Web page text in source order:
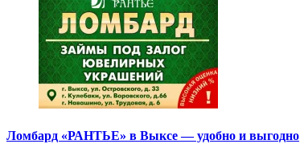
Ломбард «РАНТЬЕ» в Выксе — удобно и выгодно